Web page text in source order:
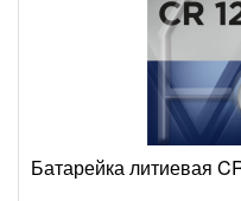
Батарейка литиевая